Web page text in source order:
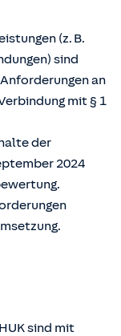
(z. B.
sind
an
mit § 1
der
2024
sind mit